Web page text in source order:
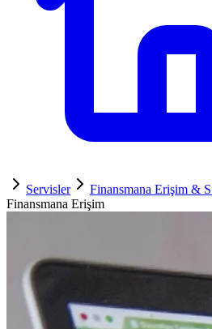
Servisler
Finansmana Erişim &
Finansmana Erişim